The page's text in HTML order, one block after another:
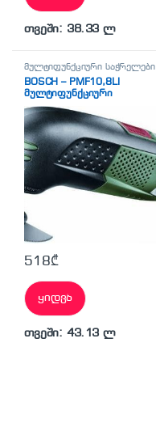
თვეში: 38.33 ლ
მულტიფუნქციური საჭრელები
BOSCH – PMF10,8LI
მულტიფუნქციური
ხელსაწყო, სხვადასხვა
ტიპის სამუშაოების
შესასრულებლად
518₾
ყიდვა
თვეში: 43.13 ლ